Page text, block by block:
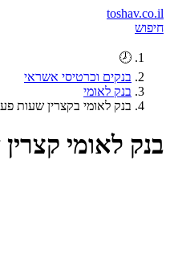
toshav.co.il
חיפוש
🕗
בנקים וכרטיסי אשראי
בנק לאומי
בנק לאומי בקצרין שעות
בנק לאומי